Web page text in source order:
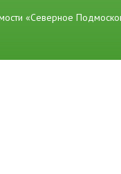
«Северное